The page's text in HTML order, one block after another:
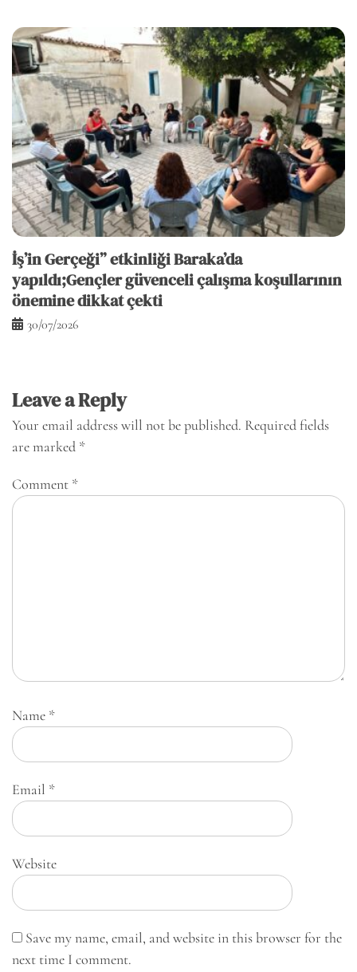
İş’in Gerçeği” etkinliği Baraka’da
yapıldı;Gençler güvenceli çalışma koşullarının
önemine dikkat çekti
30/07/2026
Leave a Reply
Your email address will not be published. Required fields
are marked *
Comment *
Name *
Email *
Website
Save my name, email, and website in this browser for the
next time I comment.